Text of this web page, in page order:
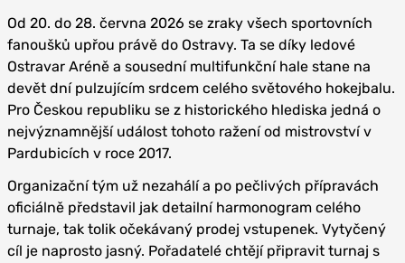
Od 20. do 28. června 2026 se zraky všech sportovních
fanoušků upřou právě do Ostravy. Ta se díky ledové
Ostravar Aréně a sousední multifunkční hale stane na
devět dní pulzujícím srdcem celého světového hokejbalu.
Pro Českou republiku se z historického hlediska jedná o
nejvýznamnější událost tohoto ražení od mistrovství v
Pardubicích v roce 2017.
Organizační tým už nezahálí a po pečlivých přípravách
oficiálně představil jak detailní harmonogram celého
turnaje, tak tolik očekávaný prodej vstupenek. Vytyčený
cíl je naprosto jasný. Pořadatelé chtějí připravit turnaj s